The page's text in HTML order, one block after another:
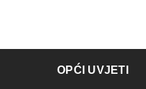
OPĆI UVJETI